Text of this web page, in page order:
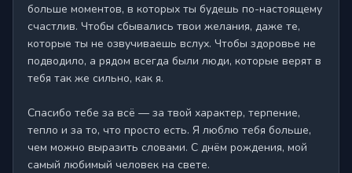
больше моментов, в которых ты будешь по-настоящему
счастлив. Чтобы сбывались твои желания, даже те,
которые ты не озвучиваешь вслух. Чтобы здоровье не
подводило, а рядом всегда были люди, которые верят в
тебя так же сильно, как я.
Спасибо тебе за всё — за твой характер, терпение,
тепло и за то, что просто есть. Я люблю тебя больше,
чем можно выразить словами. С днём рождения, мой
самый любимый человек на свете.